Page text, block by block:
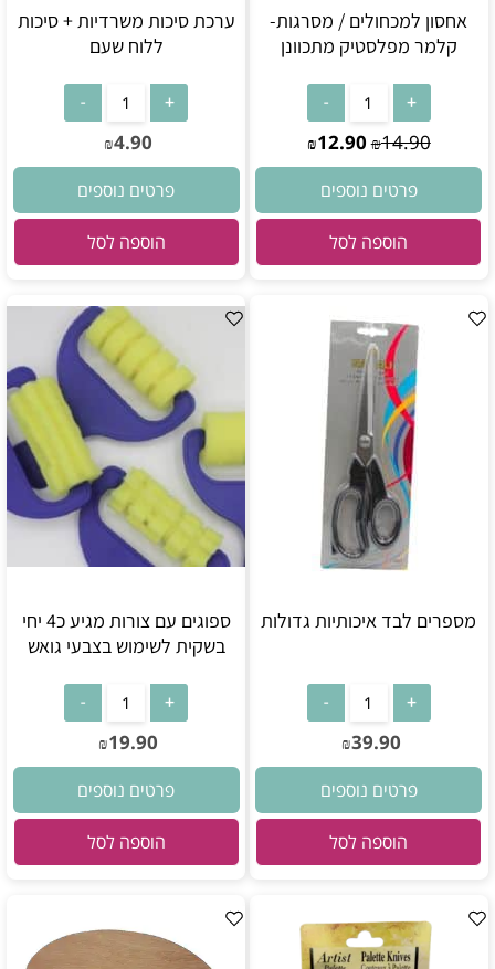
אחסון למכחולים / מסרגות-
קלמר מפלסטיק מתכוונן
₪14.90
₪12.90
פרטים נוספים
הוספה לסל
ערכת סיכות משרדיות + סיכות
ללוח שעם
₪4.90
פרטים נוספים
הוספה לסל
מספרים לבד איכותיות גדולות
₪39.90
פרטים נוספים
הוספה לסל
ספוגים עם צורות מגיע כ4 יחי
בשקית לשימוש בצבעי גואש
₪19.90
פרטים נוספים
הוספה לסל